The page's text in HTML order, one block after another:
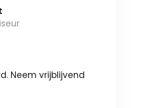
Neem vrijblijvend